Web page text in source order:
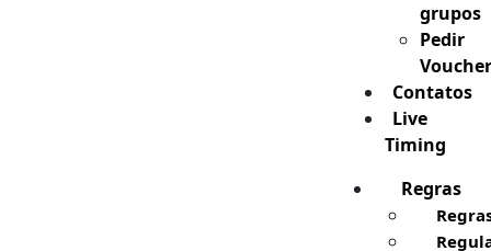
grupos
Pedir
Voucher
Contatos
Live
Timing
Regras